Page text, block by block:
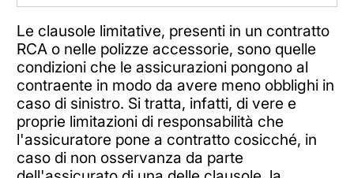
Le clausole limitative, presenti in un contratto
RCA o nelle polizze accessorie, sono quelle
condizioni che le assicurazioni pongono al
contraente in modo da avere meno obblighi in
caso di sinistro. Si tratta, infatti, di vere e
proprie limitazioni di responsabilità che
l'assicuratore pone a contratto cosicché, in
caso di non osservanza da parte